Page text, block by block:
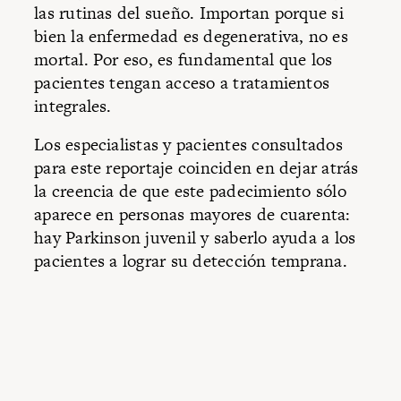
las rutinas del sueño. Importan porque si
bien la enfermedad es degenerativa, no es
mortal. Por eso, es fundamental que los
pacientes tengan acceso a tratamientos
integrales.
Los especialistas y pacientes consultados
para este reportaje coinciden en dejar atrás
la creencia de que este padecimiento sólo
aparece en personas mayores de cuarenta:
hay Parkinson juvenil y saberlo ayuda a los
pacientes a lograr su detección temprana.